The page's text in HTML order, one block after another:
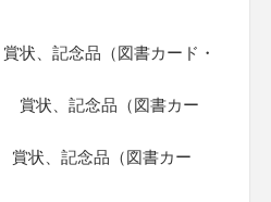
状、記念品（図書カード・
賞状、記念品（図書カー
状、記念品（図書カー